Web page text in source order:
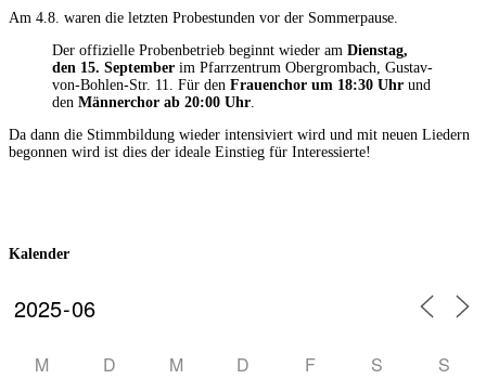
Am 4.8. waren die letzten Probestunden vor der Sommerpause.
Der offizielle Probenbetrieb beginnt wieder am Dienstag,
den 15. September im Pfarrzentrum Obergrombach, Gustav-
von-Bohlen-Str. 11. Für den Frauenchor um 18:30 Uhr und
den Männerchor ab 20:00 Uhr
Da dann die Stimmbildung wieder intensiviert wird und mit neuen Liedern
begonnen wird ist dies der ideale Einstieg für Interessierte!
Kalender
M D M D F S S